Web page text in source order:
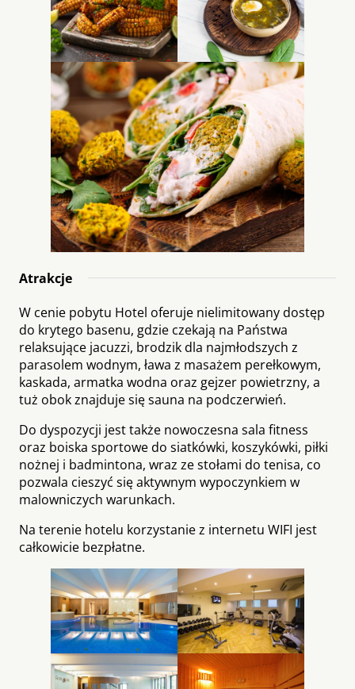
Atrakcje
W cenie pobytu Hotel oferuje nielimitowany dostęp
do krytego basenu, gdzie czekają na Państwa
relaksujące jacuzzi, brodzik dla najmłodszych z
parasolem wodnym, ława z masażem perełkowym,
kaskada, armatka wodna oraz gejzer powietrzny, a
tuż obok znajduje się sauna na podczerwień.
Do dyspozycji jest także nowoczesna sala fitness
oraz boiska sportowe do siatkówki, koszykówki, piłki
nożnej i badmintona, wraz ze stołami do tenisa, co
pozwala cieszyć się aktywnym wypoczynkiem w
malowniczych warunkach.
Na terenie hotelu korzystanie z internetu WIFI jest
całkowicie bezpłatne.